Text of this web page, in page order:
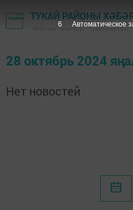
ТУКАЙ РАЙОНЫ
"Якты юл" газетасы - Тукай районы
28 октябрь 2024
Нет новостей
6 Автоматическое